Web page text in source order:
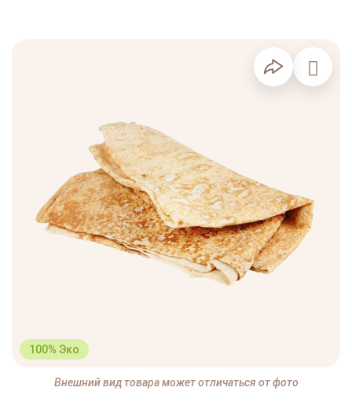
100% Эко
Внешний вид товара может отличаться от фото